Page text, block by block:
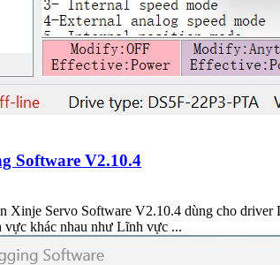
Software V2.10.4
Xinje Servo Software V2.10.4 dùng cho
khác nhau như Lĩnh vực ...